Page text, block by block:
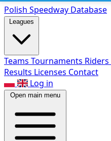
Polish Speedway Database
Leagues
Teams Tournaments Riders
Results Licenses Contact
Log in
Open main menu